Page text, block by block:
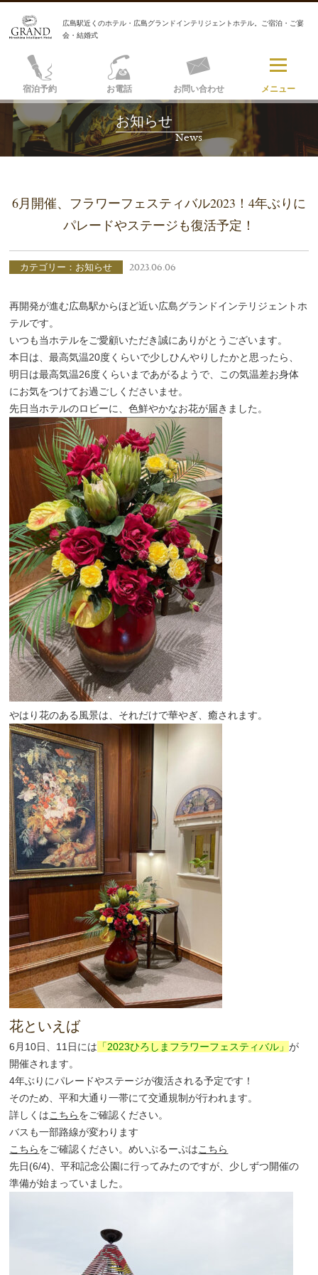
広島駅近くのホテル・広島グランドインテリジェントホテル。ご宿泊・ご宴
会・結婚式
宿泊予約 お電話 お問い合わせ メニュー
お知らせ
News
6月開催、フラワーフェスティバル2023！4年ぶりに
パレードやステージも復活予定！
カテゴリー：お知らせ 2023.06.06
再開発が進む広島駅からほど近い広島グランドインテリジェントホ
テルです。
いつも当ホテルをご愛顧いただき誠にありがとうございます。
本日は、最高気温20度くらいで少しひんやりしたかと思ったら、
明日は最高気温26度くらいまであがるようで、この気温差お身体
にお気をつけてお過ごしくださいませ。
先日当ホテルのロビーに、色鮮やかなお花が届きました。
やはり花のある風景は、それだけで華やぎ、癒されます。
花といえば
6月10日、11日には 「2023ひろしまフラワーフェスティバル」が
開催されます。
4年ぶりにパレードやステージが復活される予定です！
そのため、平和大通り一帯にて交通規制が行われます。
詳しくはこちらをご確認ください。
バスも一部路線が変わります
こちらをご確認ください。めいぷるーぷはこちら
先日(6/4)、平和記念公園に行ってみたのですが、少しずつ開催の
準備が始まっていました。